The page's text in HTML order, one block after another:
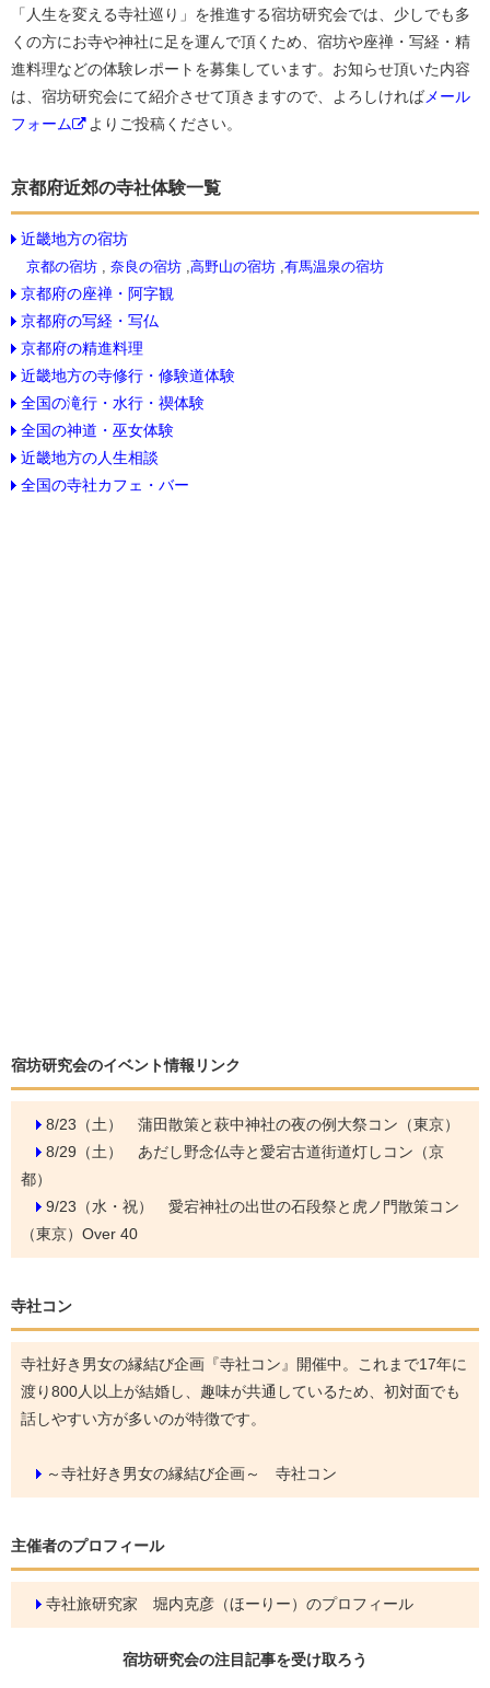
「人生を変える寺社巡り」を推進する宿坊研究会では、少しでも多
くの方にお寺や神社に足を運んで頂くため、宿坊や座禅・写経・精
進料理などの体験レポートを募集しています。お知らせ頂いた内容
は、宿坊研究会にて紹介させて頂きますので、よろしければメール
フォーム
よりご投稿ください。
京都府近郊の寺社体験一覧
近畿地方の宿坊
京都の宿坊 , 奈良の宿坊 ,高野山の宿坊 ,有馬温泉の宿坊
京都府の座禅・阿字観
京都府の写経・写仏
京都府の精進料理
近畿地方の寺修行・修験道体験
全国の滝行・水行・禊体験
全国の神道・巫女体験
近畿地方の人生相談
全国の寺社カフェ・バー
宿坊研究会のイベント情報リンク
8/23（土） 蒲田散策と萩中神社の夜の例大祭コン（東京）
8/29（土） あだし野念仏寺と愛宕古道街道灯しコン（京
都）
9/23（水・祝） 愛宕神社の出世の石段祭と虎ノ門散策コン
（東京）Over 40
寺社コン
寺社好き男女の縁結び企画『寺社コン』開催中。これまで17年に
渡り800人以上が結婚し、趣味が共通しているため、初対面でも
話しやすい方が多いのが特徴です。
～寺社好き男女の縁結び企画～ 寺社コン
主催者のプロフィール
寺社旅研究家 堀内克彦（ほーりー）のプロフィール
宿坊研究会の注目記事を受け取ろう